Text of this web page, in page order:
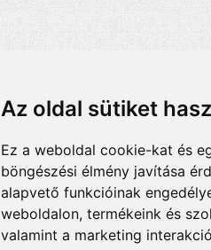
Az oldal sütiket
Ez a weboldal cookie-kat és
böngészési élmény javítása
alapvető funkcióinak
weboldalon, termékeink és
valamint a marketing